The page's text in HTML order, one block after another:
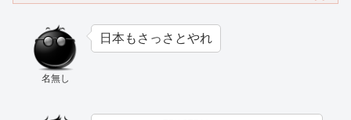
名無し
日本もさっさとやれ